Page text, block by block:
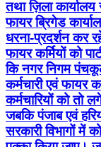
तथा ज़िला
फायर ब्रिगेड
धरना-प्रदर्शन कर
फायर कर्मियों को
कि नगर निगम
कर्मचारी एवं
कर्मचारियों को तो
जबकि पंजाब एवं
सरकारी विभागों में